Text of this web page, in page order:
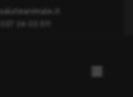
24 03 511